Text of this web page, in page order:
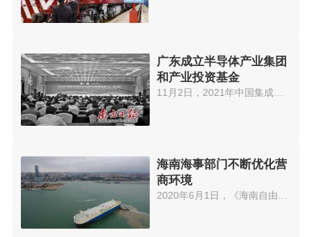
广东成立半导体产业集团
和产业投资基金
11月2日，2021年中国集成电路制...
海南海事部门不断优化营
商环境